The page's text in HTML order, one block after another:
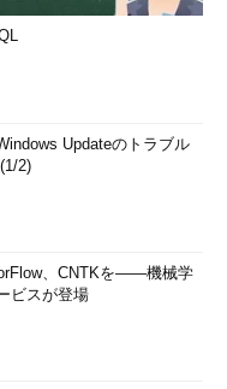
Updateのトラブル
2)
、CNTKを――機械学
ビスが登場